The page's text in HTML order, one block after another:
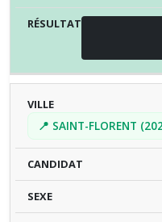
📍 SAINT-FLORENT